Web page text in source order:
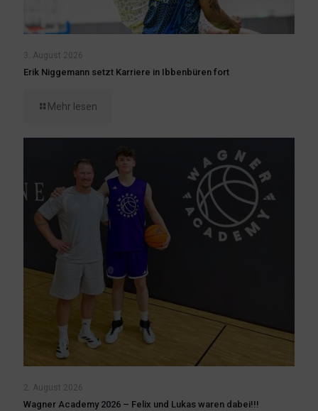
3. August 2026
Erik Niggemann setzt Karriere in Ibbenbüren fort
Mehr lesen
2. August 2026
Wagner Academy 2026 – Felix und Lukas waren dabei!!!